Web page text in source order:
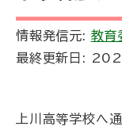
情報発信元: 教育
最終更新日:
上川高等学校へ